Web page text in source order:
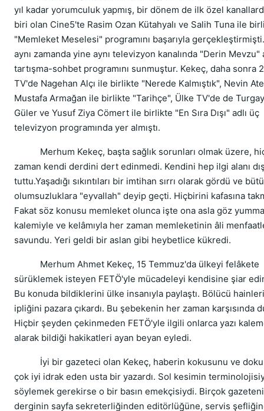
yıl kadar yorumculuk yapmış, bir dönem de ilk özel
biri olan Cine5'te Rasim Ozan Kütahyalı ve Salih Tuna ile
"Memleket Meselesi" programını başarıyla
aynı zamanda yine aynı televizyon kanalında "Derin Mevzu"
tartışma-sohbet programını sunmuştur. Kekeç, daha sonra
TV'de Nagehan Alçı ile birlikte "Nerede Kalmıştık", Nevin
Mustafa Armağan ile birlikte "Tarihçe", Ülke TV'de de Turgay
Güler ve Yusuf Ziya Cömert ile birlikte "En Sıra Dışı" adlı üç
televizyon programında yer almıştı.
Merhum Kekeç, başta sağlık sorunları olmak üzere,
zaman kendi derdini dert edinmedi. Kendini hep ilgi alanı
tuttu.Yaşadığı sıkıntıları bir imtihan sırrı olarak gördü ve
olumsuzluklara "eyvallah" deyip geçti. Hiçbirini kafasına
Fakat söz konusu memleket olunca işte ona asla göz
kalemiyle ve kelâmıyla her zaman memleketinin âli
savundu. Yeri geldi bir aslan gibi heybetlice kükredi.
Merhum Ahmet Kekeç, 15 Temmuz'da ülkeyi felâkete
sürüklemek isteyen FETÖ'yle mücadeleyi kendisine şiar
Bu konuda bildiklerini ülke insanıyla paylaştı. Bölücü
ipliğini pazara çıkardı. Bu şebekenin her zaman karşısında
Hiçbir şeyden çekinmeden FETÖ'yle ilgili onlarca yazı
alarak bildiği hakikatleri ayan beyan eyledi.
İyi bir gazeteci olan Kekeç, haberin kokusunu ve
çok iyi idrak eden usta bir yazardı. Sol kesimin
söylemek gerekirse o bir basın emekçisiydi. Birçok
derginin sayfa sekreterliğinden editörlüğüne, servis